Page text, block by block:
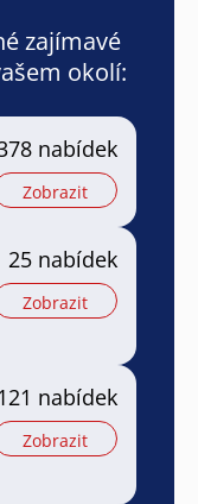
zajímavé
okolí:
nabídek
Zobrazit
25 nabídek
Zobrazit
121 nabídek
Zobrazit